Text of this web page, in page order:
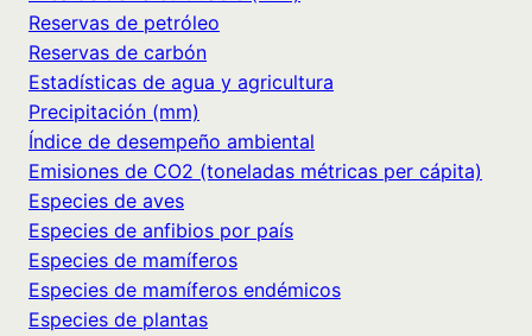
Reservas de petróleo
Reservas de carbón
Estadísticas de agua y agricultura
Precipitación (mm)
Índice de desempeño ambiental
Emisiones de CO2 (toneladas métricas per cápita)
Especies de aves
Especies de anfibios por país
Especies de mamíferos
Especies de mamíferos endémicos
Especies de plantas